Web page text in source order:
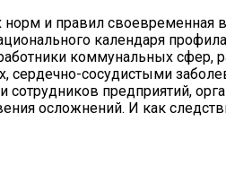
норм и правил
календаря
коммунальных
сердечно-сосудистыми
предприятий,
осложнений. И как